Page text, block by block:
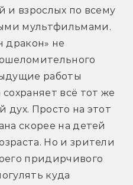
и взрослых по всему
мультфильмами.
дракон» не
работы
всё тот же
дух. Просто на этот
скорее на детей
Но и зрители
придирчивого
куда